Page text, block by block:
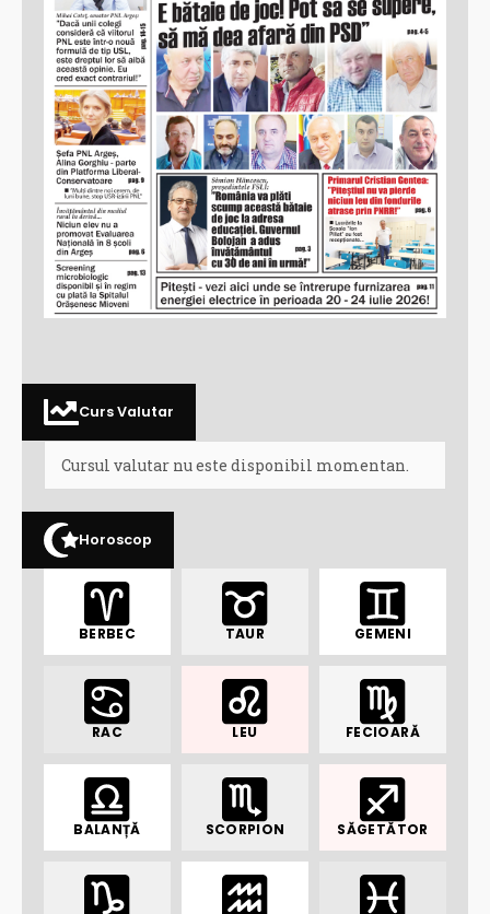
Curs Valutar
Cursul valutar nu este disponibil momentan.
Horoscop
BERBEC TAUR GEMENI
RAC LEU FECIOARĂ
BALANȚĂ SCORPION SĂGETĂTOR